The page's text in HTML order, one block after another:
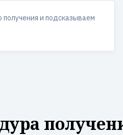
и подсказываем